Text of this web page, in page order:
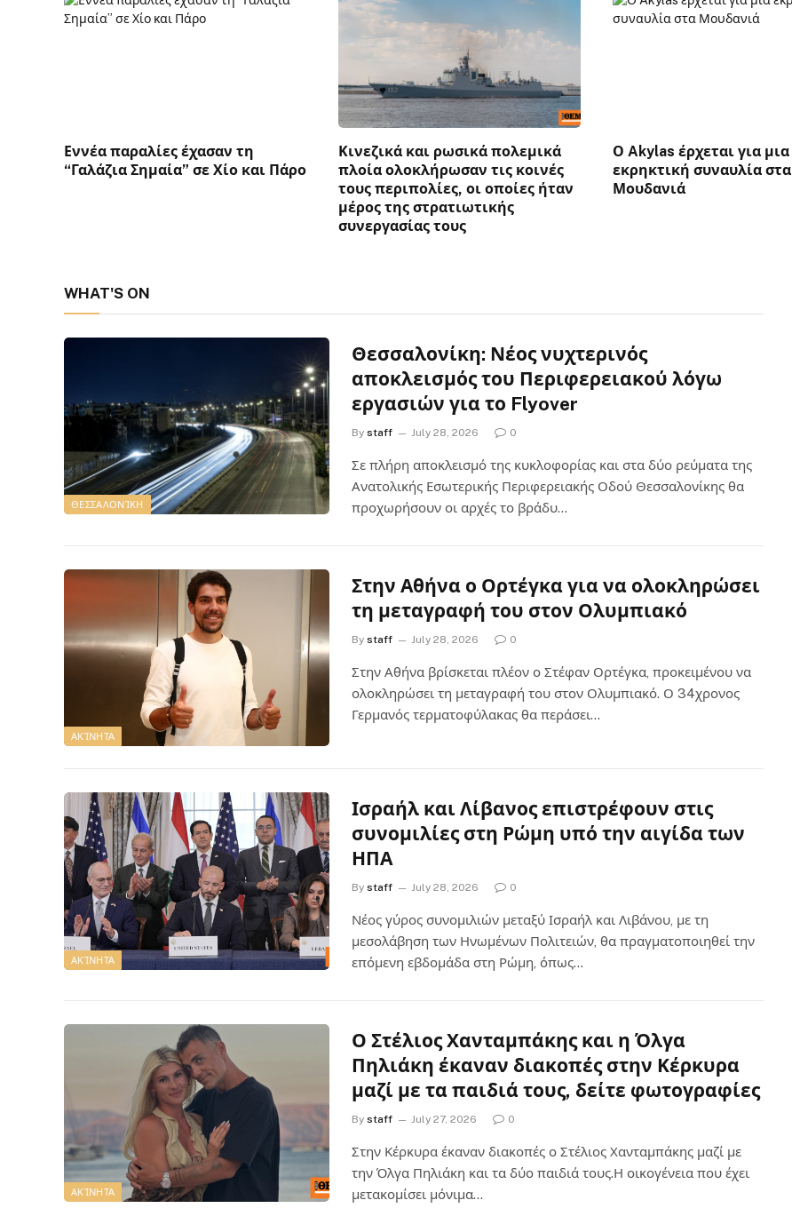
Εννέα παραλίες έχασαν τη
“Γαλάζια Σημαία” σε Χίο και Πάρο
Κινεζικά και ρωσικά πολεμικά
πλοία ολοκλήρωσαν τις κοινές
τους περιπολίες, οι οποίες ήταν
μέρος της στρατιωτικής
συνεργασίας τους
Ο Akylas έρχεται για μια
εκρηκτική συναυλία στα
Μουδανιά
WHAT'S ON
ΘΕΣΣΑΛΟΝΊΚΗ
Θεσσαλονίκη: Νέος νυχτερινός
αποκλεισμός του Περιφερειακού λόγω
εργασιών για το Flyover
By staff July 28, 2026 0
Σε πλήρη αποκλεισμό της κυκλοφορίας και στα δύο ρεύματα της
Ανατολικής Εσωτερικής Περιφερειακής Οδού Θεσσαλονίκης θα
προχωρήσουν οι αρχές το βράδυ…
ΑΚΊΝΗΤΑ
Στην Αθήνα ο Ορτέγκα για να ολοκληρώσει
τη μεταγραφή του στον Ολυμπιακό
By staff July 28, 2026 0
Στην Αθήνα βρίσκεται πλέον ο Στέφαν Ορτέγκα, προκειμένου να
ολοκληρώσει τη μεταγραφή του στον Ολυμπιακό. Ο 34χρονος
Γερμανός τερματοφύλακας θα περάσει…
ΑΚΊΝΗΤΑ
Ισραήλ και Λίβανος επιστρέφουν στις
συνομιλίες στη Ρώμη υπό την αιγίδα των
ΗΠΑ
By staff July 28, 2026 0
Νέος γύρος συνομιλιών μεταξύ Ισραήλ και Λιβάνου, με τη
μεσολάβηση των Ηνωμένων Πολιτειών, θα πραγματοποιηθεί την
επόμενη εβδομάδα στη Ρώμη, όπως…
ΑΚΊΝΗΤΑ
Ο Στέλιος Χανταμπάκης και η Όλγα
Πηλιάκη έκαναν διακοπές στην Κέρκυρα
μαζί με τα παιδιά τους, δείτε φωτογραφίες
By staff July 27, 2026 0
Στην Κέρκυρα έκαναν διακοπές ο Στέλιος Χανταμπάκης μαζί με
την Όλγα Πηλιάκη και τα δύο παιδιά τους.Η οικογένεια που έχει
μετακομίσει μόνιμα…